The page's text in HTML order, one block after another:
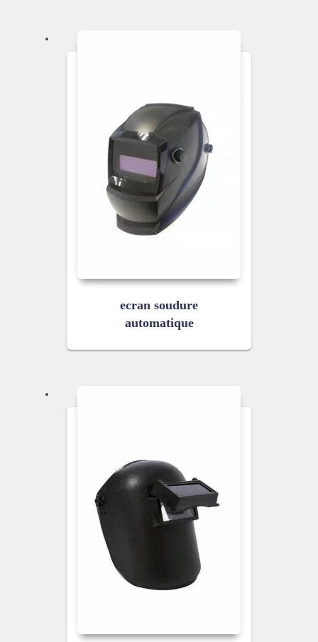
ecran soudure
automatique